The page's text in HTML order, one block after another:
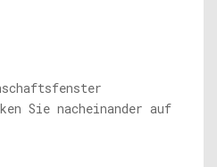
Sie nacheinander auf